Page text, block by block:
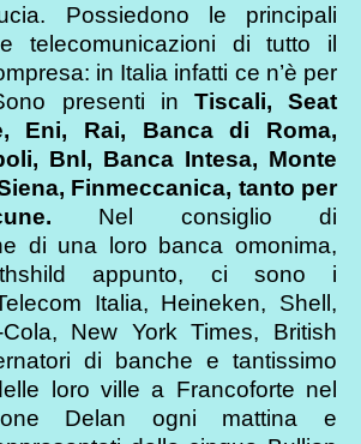
Possiedono le principali
telecomunicazioni di tutto il
in Italia infatti ce n’è per
presenti in Tiscali, Seat
Eni, Rai, Banca di Roma,
Bnl, Banca Intesa, Monte
Finmeccanica, tanto per
Nel consiglio di
di una loro banca omonima,
appunto, ci sono i
Italia, Heineken, Shell,
New York Times, British
di banche e tantissimo
loro ville a Francoforte nel
Delan ogni mattina e